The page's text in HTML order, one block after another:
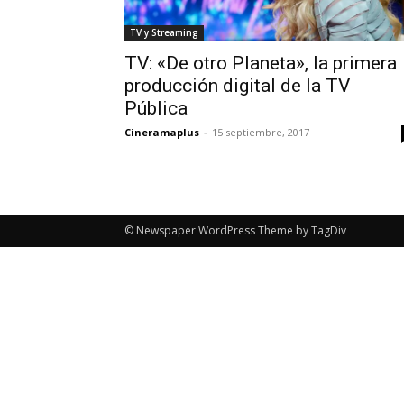
TV y Streaming
TV: «De otro Planeta», la primera
producción digital de la TV
Pública
Cineramaplus - 15 septiembre, 2017
© Newspaper WordPress Theme by TagDiv